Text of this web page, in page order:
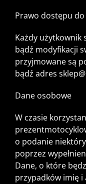
Prawo dostępu
Każdy użytkownik
bądź modyfikacji
przyjmowane są
bądź adres
Dane osobowe
W czasie
o podanie
poprzez
Dane, o które
przypadków imię i